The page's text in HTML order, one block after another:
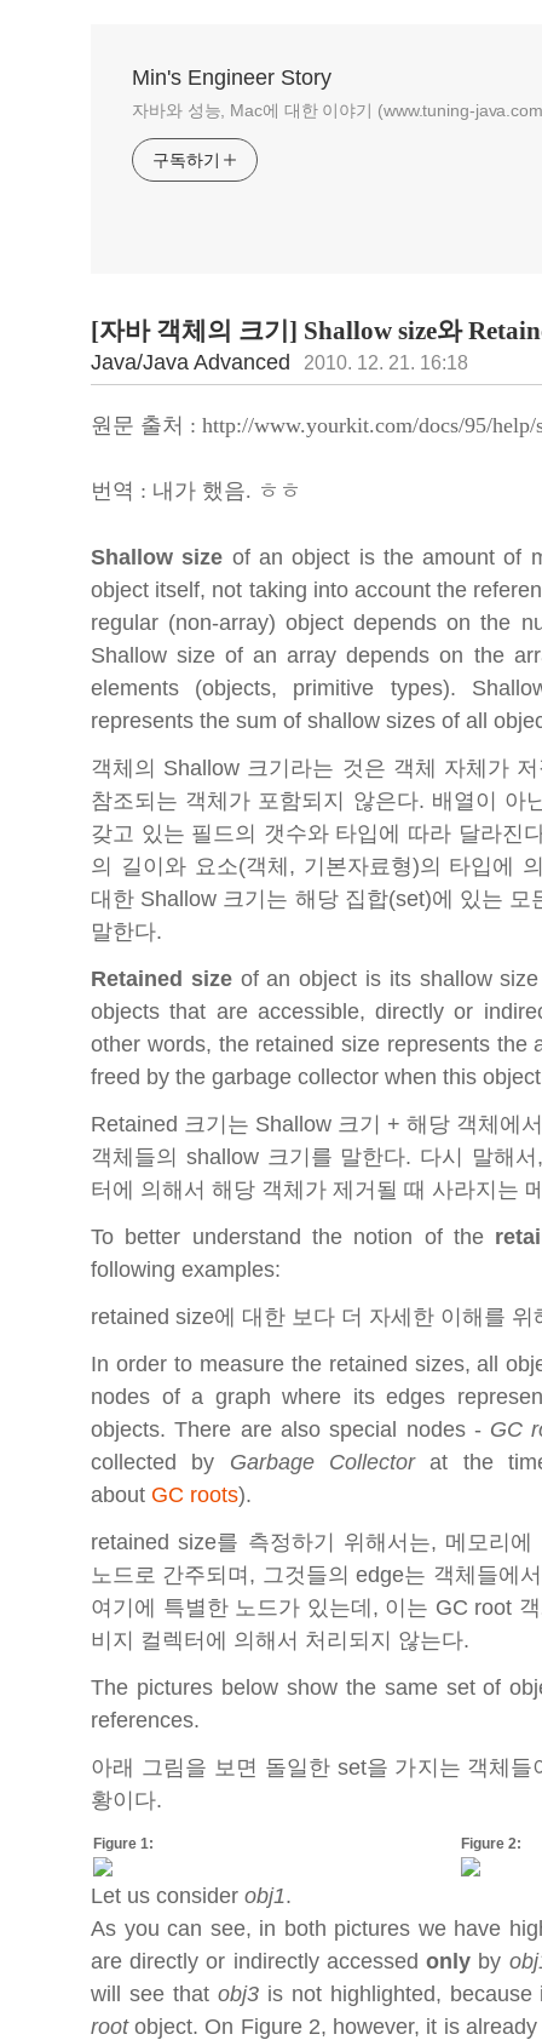
Min's Engineer Story
자바와 성능, Mac에 대한 이야기 (www.tuning-
구독하기
[자바 객체의 크기] Shallow size와
Java/Java Advanced 2010. 12. 21. 16:18
원문 출처 : http://www.yourkit.com/docs/95/help/
번역 : 내가 했음. ㅎㅎ
Shallow size of an object is the amount of
object itself, not taking into account the
regular (non-array) object depends on the
Shallow size of an array depends on the
elements (objects, primitive types).
represents the sum of shallow sizes of all
객체의 Shallow 크기라는 것은 객체 자체가
참조되는 객체가 포함되지 않은다. 배열이 아
갖고 있는 필드의 갯수와 타입에 따라 달라진
의 길이와 요소(객체, 기본자료형)의 타입에
대한 Shallow 크기는 해당 집합(set)에 있는
말한다.
Retained sizeof an object is its shallow
objects that are accessible, directly or
other words, the retained size represents the
freed by the garbage collector when this
Retained 크기는 Shallow 크기 + 해당 객체에
객체들의 shallow 크기를 말한다. 다시 말해
터에 의해서 해당 객체가 제거될 때 사라지는
To better understand the notion of the
following examples:
retained size에 대한 보다 더 자세한 이해를
In order to measure the retained sizes, all
nodes of a graph where its edges
objects. There are also special nodes - GC
collected by Garbage Collectorat the
about GC roots).
retained size를 측정하기 위해서는, 메모리
노드로 간주되며, 그것들의 edge는 객체들에
여기에 특별한 노드가 있는데, 이는 GC root
비지 컬렉터에 의해서 처리되지 않는다.
The pictures below show the same set of
references.
아래 그림을 보면 돌일한 set을 가지는 객체
황이다.
Figure 1: Figure 2:
Let us consider obj1.
As you can see, in both pictures we have
are directly or indirectly accessedonly by
will see that obj3is not highlighted,
rootobject. On Figure 2, however, it is